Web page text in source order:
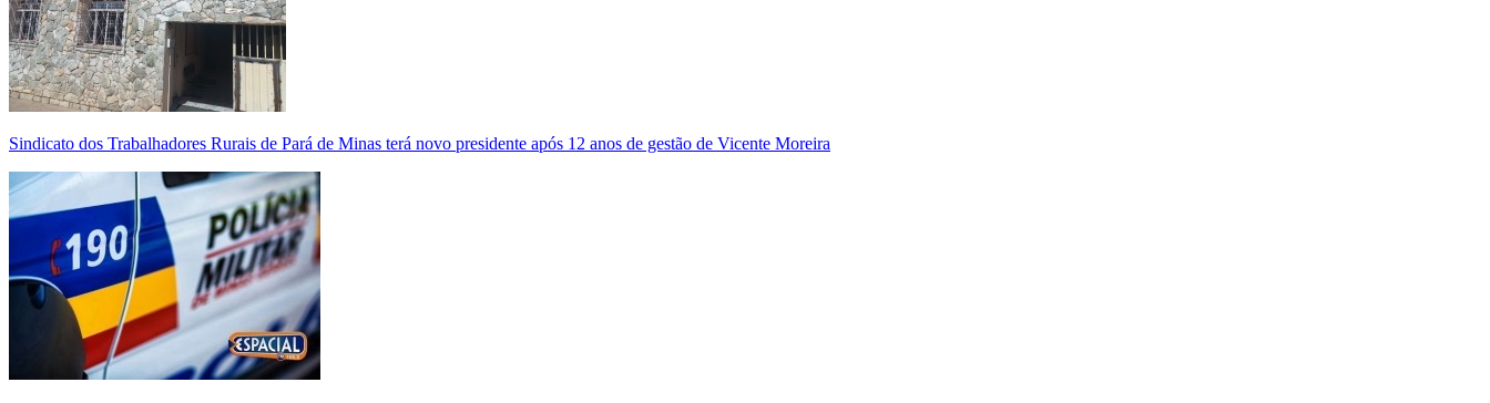
Sindicato dos Trabalhadores Rurais de Pará de Minas terá novo presidente após 12 anos de gestão de Vicente Moreira